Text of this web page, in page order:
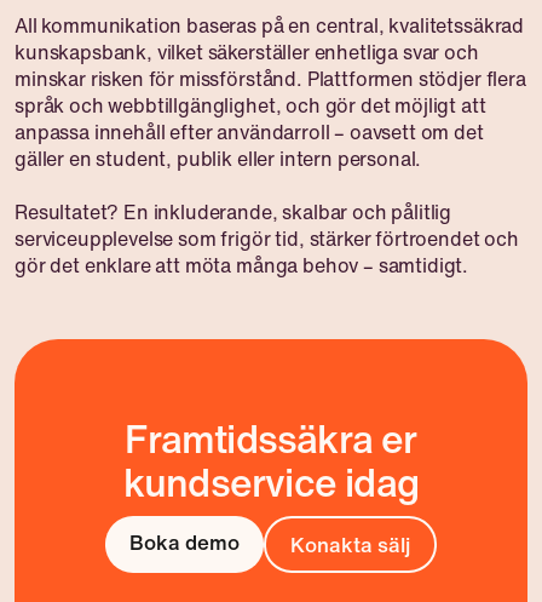
All kommunikation baseras på en central, kvalitetssäkrad
kunskapsbank, vilket säkerställer enhetliga svar och
minskar risken för missförstånd. Plattformen stödjer flera
språk och webbtillgänglighet, och gör det möjligt att
anpassa innehåll efter användarroll – oavsett om det
gäller en student, publik eller intern personal.
Resultatet? En inkluderande, skalbar och pålitlig
serviceupplevelse som frigör tid, stärker förtroendet och
gör det enklare att möta många behov – samtidigt.
Framtidssäkra er
kundservice idag
Boka demo Konakta sälj